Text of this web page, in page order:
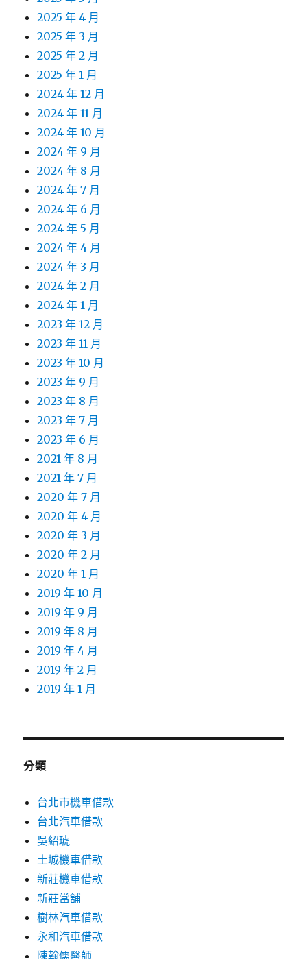
2025 年 4 月
2025 年 3 月
2025 年 2 月
2025 年 1 月
2024 年 12 月
2024 年 11 月
2024 年 10 月
2024 年 9 月
2024 年 8 月
2024 年 7 月
2024 年 6 月
2024 年 5 月
2024 年 4 月
2024 年 3 月
2024 年 2 月
2024 年 1 月
2023 年 12 月
2023 年 11 月
2023 年 10 月
2023 年 9 月
2023 年 8 月
2023 年 7 月
2023 年 6 月
2021 年 8 月
2021 年 7 月
2020 年 7 月
2020 年 4 月
2020 年 3 月
2020 年 2 月
2020 年 1 月
2019 年 10 月
2019 年 9 月
2019 年 8 月
2019 年 4 月
2019 年 2 月
2019 年 1 月
分類
台北市機車借款
台北汽車借款
吳紹琥
土城機車借款
新莊機車借款
新莊當舖
樹林汽車借款
永和汽車借款
陳翰儒醫師